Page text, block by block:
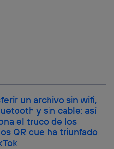
un archivo sin wifi,
y sin cable: así
el truco de los
QR que ha triunfado